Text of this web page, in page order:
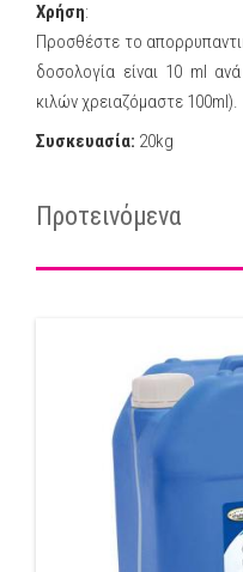
Χρήση:
Προσθέστε το
δοσολογία είναι 10 ml
κιλών χρειαζόμαστε 100ml).
Συσκευασία: 20kg
Προτεινόμενα